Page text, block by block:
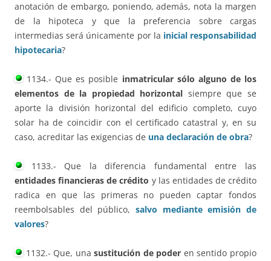
anotación de embargo, poniendo, además, nota la margen
de la hipoteca y que la preferencia sobre cargas
intermedias será únicamente por la inicial responsabilidad
hipotecaria?
1134.- Que es posible inmatricular sólo alguno de los
elementos de la propiedad horizontal siempre que se
aporte la división horizontal del edificio completo, cuyo
solar ha de coincidir con el certificado catastral y, en su
caso, acreditar las exigencias de una declaración de obra?
1133.- Que la diferencia fundamental entre las
entidades financieras de crédito y las entidades de crédito
radica en que las primeras no pueden captar fondos
reembolsables del público, salvo mediante emisión de
valores?
1132.- Que, unasustitución de poder en sentido propio